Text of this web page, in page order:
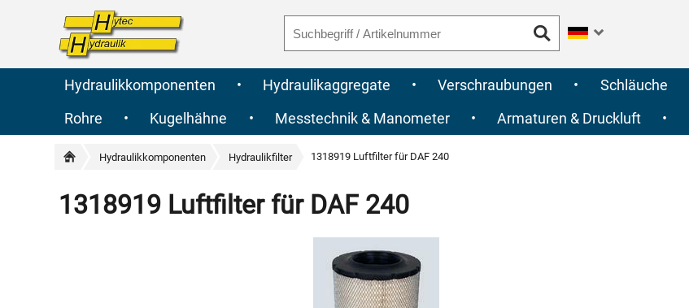
Hydraulikkomponenten • Hydraulikaggregate • Verschraubungen • Schläuche
Rohre
• Kugelhähne • Messtechnik & Manometer • Armaturen & Druckluft •
Hydraulikkomponenten Hydraulikfilter 1318919 Luftfilter für DAF 240
1318919 Luftfilter für DAF 240